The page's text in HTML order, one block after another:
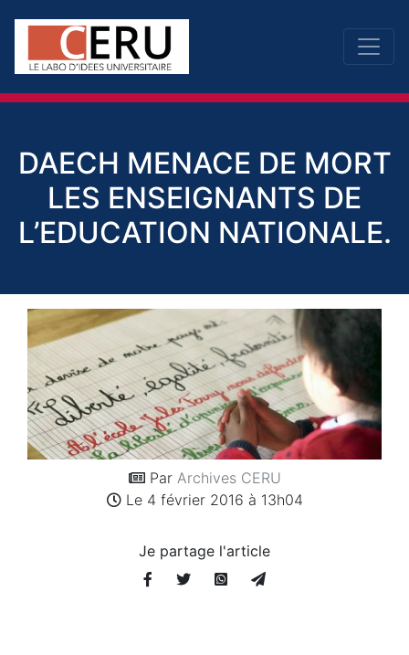
DAECH MENACE DE MORT
LES ENSEIGNANTS DE
L’EDUCATION NATIONALE.
Par Archives CERU
Le 4 février 2016 à 13h04
Je partage l'article